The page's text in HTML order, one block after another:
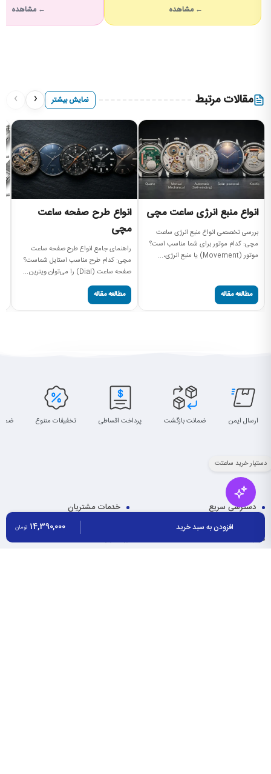
← مشاهده ← مشاهده
مقالات مرتبط نمایش بیشتر ‹
›
انواع منبع انرژی ساعت مچی
بررسی تخصصی انواع منبع انرژی ساعت
مچی: کدام موتور برای شما مناسب است؟
موتور (Movement) یا منبع انرژی،...
مطالعه مقاله
انواع طرح صفحه ساعت
مچی
راهنمای جامع انواع طرح صفحه ساعت
مچی: کدام طرح مناسب استایل شماست؟
صفحه ساعت (Dial) را می‌توان ویترین...
مطالعه مقاله
افزودن به سبد خرید 14,390,000 تومان
ارسال ایمن ضمانت بازگشت پرداخت اقساطی تخفیفات متنوع
دسترسی سریع
پیگیری سفارش
درباره ما
خدمات مشتریان